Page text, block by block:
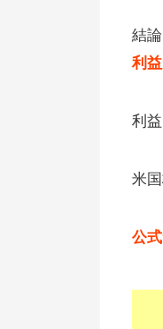
結
利
利
米
公